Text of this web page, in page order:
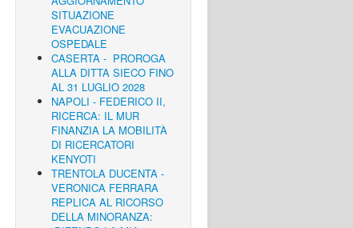
SITUAZIONE
EVACUAZIONE
OSPEDALE
CASERTA - PROROGA
ALLA DITTA SIECO FINO
AL 31 LUGLIO 2028
NAPOLI - FEDERICO II,
RICERCA: IL MUR
FINANZIA LA MOBILITÀ
DI RICERCATORI
KENYOTI
TRENTOLA DUCENTA -
VERONICA FERRARA
REPLICA AL RICORSO
DELLA MINORANZA: